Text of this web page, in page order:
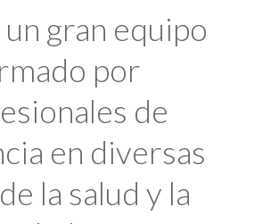
gran equipo
por
de
en diversas
la salud y la